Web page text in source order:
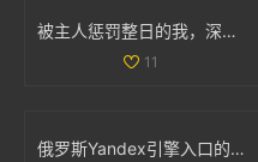
被主人惩罚整日的我，深刻反思自己的行为与成长
11
俄罗斯Yandex引擎入口的详细解析与使用指南